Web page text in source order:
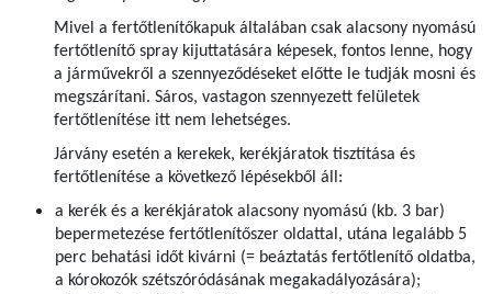
Mivel a fertőtlenítőkapuk általában csak alacsony nyomású
fertőtlenítő spray kijuttatására képesek, fontos lenne, hogy
a járművekről a szennyeződéseket előtte le tudják mosni és
megszárítani. Sáros, vastagon szennyezett felületek
fertőtlenítése itt nem lehetséges.
Járvány esetén a kerekek, kerékjáratok tisztítása és
fertőtlenítése a következő lépésekből áll:
a kerék és a kerékjáratok alacsony nyomású (kb. 3 bar)
bepermetezése fertőtlenítőszer oldattal­, utána legalább 5
perc behatási időt kivárni (= beáztatás fertőtlenítő oldatba,
a kórokozók szétszóródásának megakadályozására);